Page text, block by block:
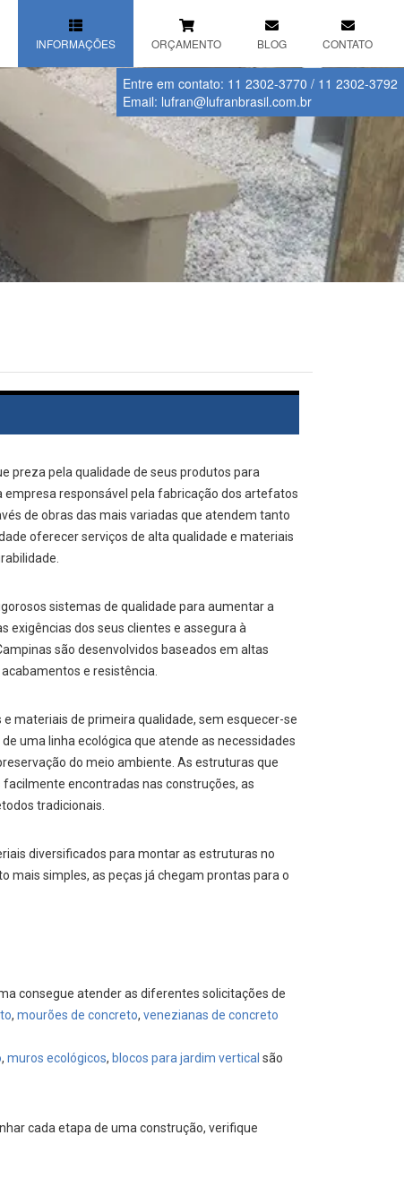
INFORMAÇÕES ORÇAMENTO BLOG CONTATO
Entre em contato: 11 2302-3770 / 11 2302-3792
Email: lufran@lufranbrasil.com.br
preza pela qualidade de seus produtos para
empresa responsável pela fabricação dos artefatos
de obras das mais variadas que atendem tanto
oferecer serviços de alta qualidade e materiais
sistemas de qualidade para aumentar a
exigências dos seus clientes e assegura à
são desenvolvidos baseados em altas
e resistência.
materiais de primeira qualidade, sem esquecer-se
uma linha ecológica que atende as necessidades
do meio ambiente. As estruturas que
encontradas nas construções, as
tradicionais.
diversificados para montar as estruturas no
mais simples, as peças já chegam prontas para o
consegue atender as diferentes solicitações de
,mourões de concreto,venezianas de concreto
,muros ecológicos, blocos para jardim vertical são
cada etapa de uma construção, verifique